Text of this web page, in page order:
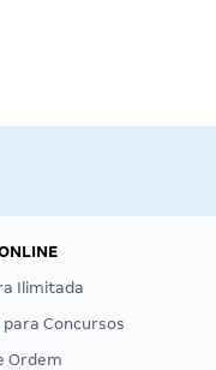
Ilimitada
para Concursos
Ordem